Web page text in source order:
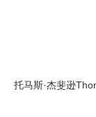
托马斯·杰斐逊